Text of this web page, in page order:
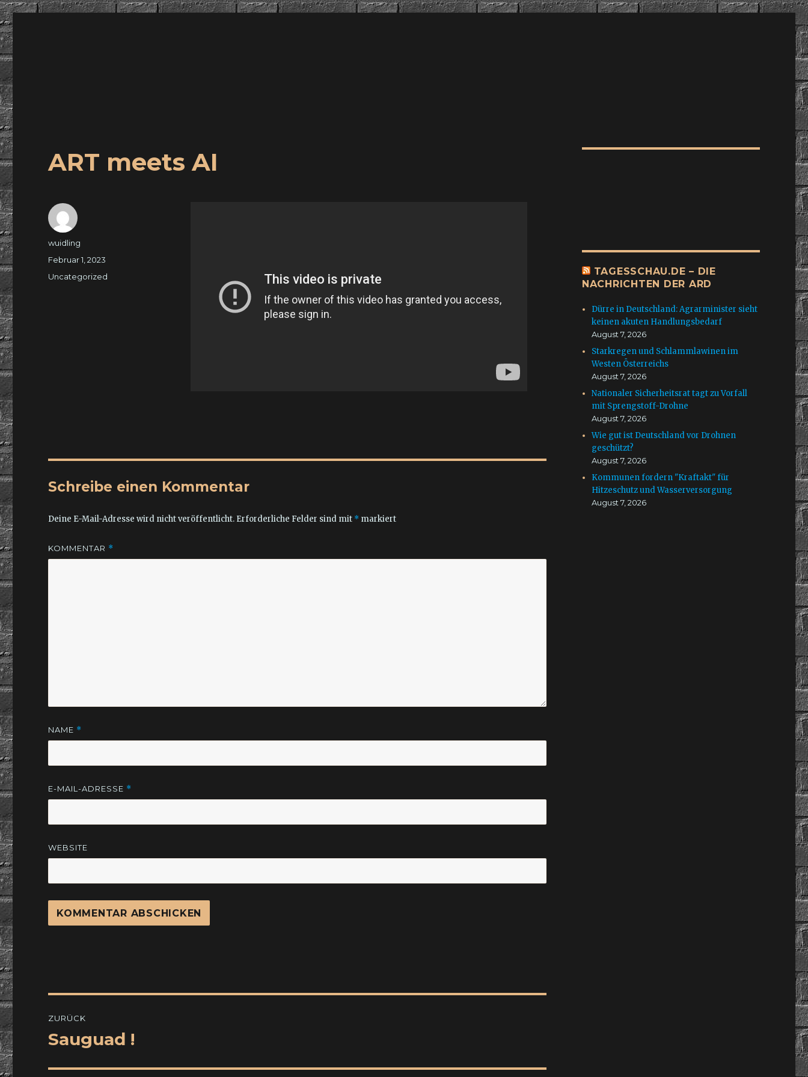
ART meets AI
Autor
wuidling
Veröffentlicht
Februar 1, 2023
Kategorien
Uncategorized
Schreibe einen Kommentar
Deine E-Mail-Adresse wird nicht veröffentlicht. Erforderliche Felder sind mit * markiert
KOMMENTAR *
NAME *
E-MAIL-ADRESSE *
WEBSITE
ZURÜCK
Vorheriger
Sauguad !
TAGESSCHAU.DE – DIE
NACHRICHTEN DER ARD
Dürre in Deutschland: Agrarminister sieht
keinen akuten Handlungsbedarf
August 7, 2026
Starkregen und Schlammlawinen im
Westen Österreichs
August 7, 2026
Nationaler Sicherheitsrat tagt zu Vorfall
mit Sprengstoff-Drohne
August 7, 2026
Wie gut ist Deutschland vor Drohnen
geschützt?
August 7, 2026
Kommunen fordern "Kraftakt" für
Hitzeschutz und Wasserversorgung
August 7, 2026